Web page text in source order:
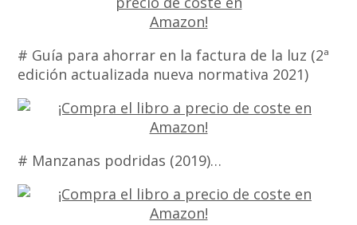
# Guía para ahorrar en la factura de la luz (2ª
edición actualizada nueva normativa 2021)
# Manzanas podridas (2019)…